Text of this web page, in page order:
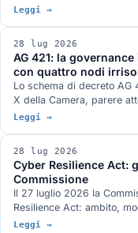
dopo: chi autorizza gli
Leggi →
28 lug 2026
AG 421: la
con quattro nodi
Lo schema di decreto AG
X della Camera, parere
poteri fra sei autorità e
24 luglio.
Leggi →
28 lug 2026
Cyber Resilience Act:
Commissione
Il 27 luglio 2026 la
Resilience Act: ambito,
reporting e valutazione
Leggi →